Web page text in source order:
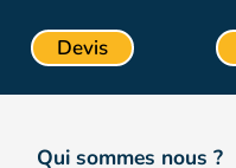
Devis
Qui sommes nous ?